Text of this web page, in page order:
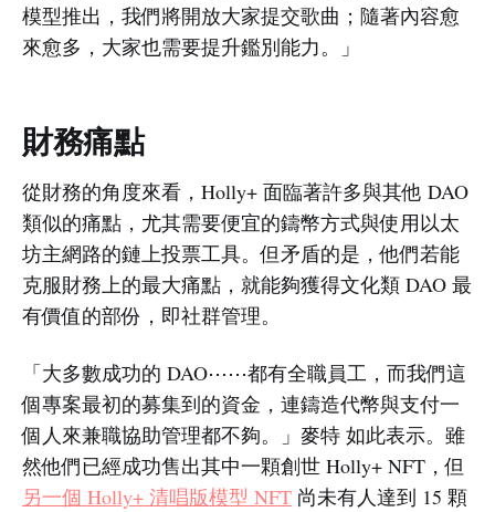
模型推出，我們將開放大家提交歌曲；隨著內容愈
來愈多，大家也需要提升鑑別能力。」
財務痛點
從財務的角度來看，Holly+ 面臨著許多與其他 DAO
類似的痛點，尤其需要便宜的鑄幣方式與使用以太
坊主網路的鏈上投票工具。但矛盾的是，他們若能
克服財務上的最大痛點，就能夠獲得文化類 DAO 最
有價值的部份，即社群管理。
「大多數成功的 DAO⋯⋯都有全職員工，而我們這
個專案最初的募集到的資金，連鑄造代幣與支付一
個人來兼職協助管理都不夠。」麥特 如此表示。雖
然他們已經成功售出其中一顆創世 Holly+ NFT，但
另一個 Holly+ 清唱版模型 NFT 尚未有人達到 15 顆